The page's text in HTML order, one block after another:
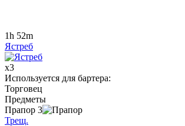
1h 52m
Ястреб
x3
Используется для бартера:
Торговец
Предметы
Прапор 3
Трещ.